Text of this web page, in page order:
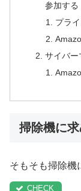
参加する
プラ
サイバー
掃除機に
そもそも掃除機